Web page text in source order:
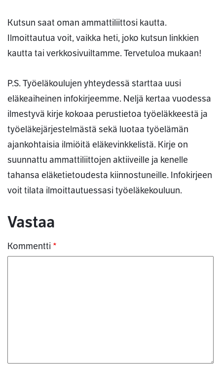
Kutsun saat oman ammattiliittosi kautta.
Ilmoittautua voit, vaikka heti, joko kutsun linkkien
kautta tai verkkosivuiltamme. Tervetuloa mukaan!
P.S. Työeläkoulujen yhteydessä starttaa uusi
eläkeaiheinen infokirjeemme. Neljä kertaa vuodessa
ilmestyvä kirje kokoaa perustietoa työeläkkeestä ja
työeläkejärjestelmästä sekä luotaa työelämän
ajankohtaisia ilmiöitä eläkevinkkelistä. Kirje on
suunnattu ammattiliittojen aktiiveille ja kenelle
tahansa eläketietoudesta kiinnostuneille. Infokirjeen
voit tilata ilmoittautuessasi työeläkekouluun.
Kommentit
Vastaa
Kommentti *